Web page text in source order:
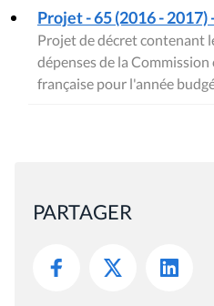
Projet - 65 (2016 - 2017)
Projet de décret contenant
dépenses de la
française pour l'année
PARTAGER